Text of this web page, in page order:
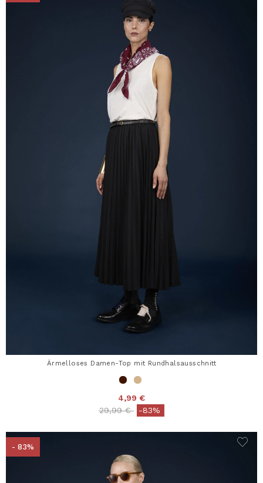
Ärmelloses Damen-Top mit Rundhalsausschnitt
4,99 €
Price reduced from
29,99 €to-83%
- 83%